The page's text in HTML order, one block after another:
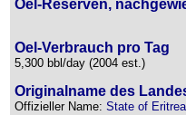
Oel-Reserven,
Oel-Verbrauch pro Tag
5,300 bbl/day (2004 est.)
Originalname des
Offizieller Name: State of Eritrea